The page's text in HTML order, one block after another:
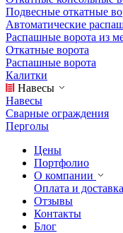
Подвесные откатные
Автоматические
Распашные ворота из
Откатные ворота
Распашные ворота
Калитки
Навесы
Навесы
Сварные ограждения
Перголы
Цены
Портфолио
О компании
Оплата и доставка
Отзывы
Контакты
Блог